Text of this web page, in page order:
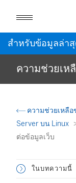
สำหรับข้อมูลล่า
ความช่วยเห
ความช่วยเหลือ
Server บน Linux
ต่อข้อมูลเว็บ
ในบทความนี้